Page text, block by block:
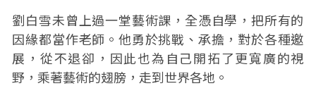
劉白雪未曾上過一堂藝術課，全憑自學，把所有的
因緣都當作老師。他勇於挑戰、承擔，對於各種邀
展，從不退卻，因此也為自己開拓了更寬廣的視
野，乘著藝術的翅膀，走到世界各地。